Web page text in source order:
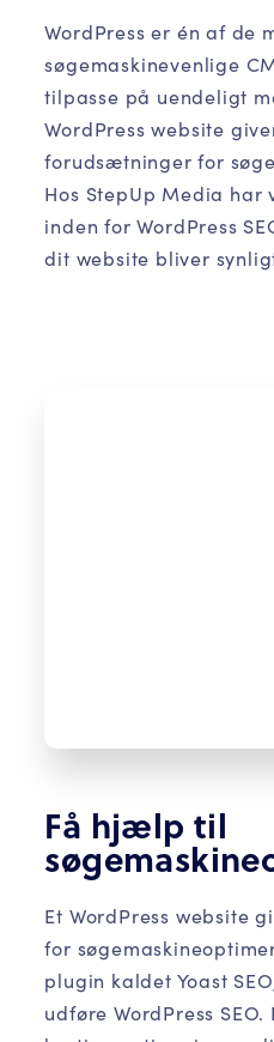
WordPress er én af de
søgemaskinevenlige
tilpasse på uendeligt
WordPress website
forudsætninger for
Hos StepUp Media
inden for WordPress
dit website bliver
Få hjælp til
Et WordPress website
for
plugin kaldet Yoast
udføre WordPress